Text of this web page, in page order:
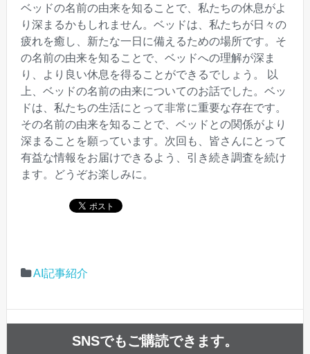
ベッドの名前の由来を知ることで、私たちの休息がよ
り深まるかもしれません。ベッドは、私たちが日々の
疲れを癒し、新たな一日に備えるための場所です。そ
の名前の由来を知ることで、ベッドへの理解が深ま
り、より良い休息を得ることができるでしょう。 以
上、ベッドの名前の由来についてのお話でした。ベッ
ドは、私たちの生活にとって非常に重要な存在です。
その名前の由来を知ることで、ベッドとの関係がより
深まることを願っています。次回も、皆さんにとって
有益な情報をお届けできるよう、引き続き調査を続け
ます。どうぞお楽しみに。
AI記事紹介
SNSでもご購読できます。